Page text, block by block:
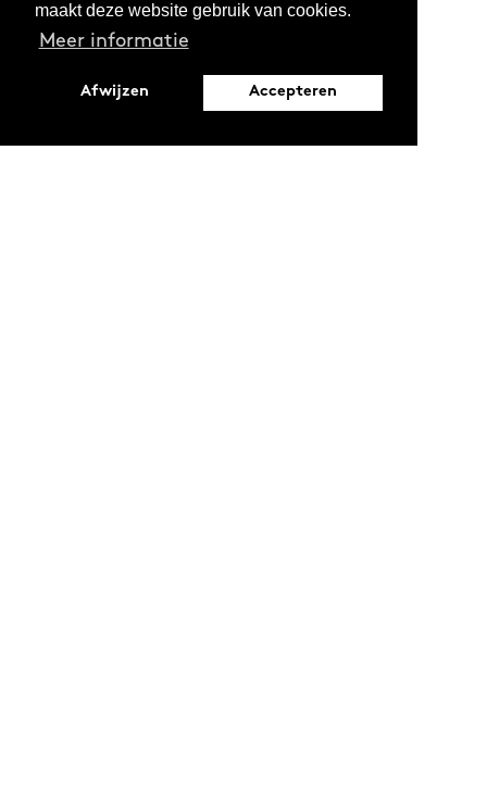
maakt deze website gebruik van cookies.
Meer informatie
Afwijzen Accepteren